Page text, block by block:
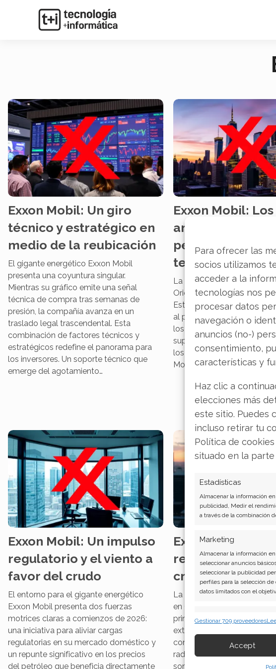
Para ofrecer las
socios utilizamos
acceder a la
tecnologías nos
procesar datos
navegación o
anuncios (no-)
consentimiento,
características y
Haz clic a
elecciones más
este sitio. Puedes
incluso retirar tu
Política de
situado en la
Estadísticas
Almacenar la información
publicidad, Medir el
a través de la combinación
Marketing
Almacenar la información
seleccionar anuncios
seleccionar la publicidad
perfiles para la selección
datos limitados con el
información transmitida de
Gestionar 709 proveedores
Accept
Exxon Mobil: Un giro
técnico y estratégico en
medio de la reubicación
El gigante energético Exxon Mobil
presenta una coyuntura singular.
Mientras su gráfico emite una señal
técnica de compra tras semanas de
presión, la compañía avanza en un
traslado legal trascendental. Esta
combinación de factores técnicos y
estratégicos redefine el panorama para
los inversores. Un soporte técnico que
emerge del agotamiento…
Exxon Mobil: Los
analistas elevan
perspectivas
tensión
La escalada de las
Oriente, con el cierre del
Estrecho de Ormuz, ha
al petróleo en el centro de
los mercados. Con los
superando la barrera de los
los gigantes energéticos
Mobil se encuentran…
Exxon Mobil: Un impulso
regulatorio y el viento a
favor del crudo
El entorno para el gigante energético
Exxon Mobil presenta dos fuerzas
motrices claras a comienzos de 2026:
una iniciativa para aliviar cargas
regulatorias en su mercado doméstico y
un repunte significativo en los precios
del petróleo que beneficia directamente
Exxon Mobil: La
respuesta
crisis en
La escalada de tensiones
en Oriente Medio está
principales petroleras a
extraordinarias. Exxon Mobil,
concreto, ha implementado
radical en su cadena de
sortear los graves cuellos